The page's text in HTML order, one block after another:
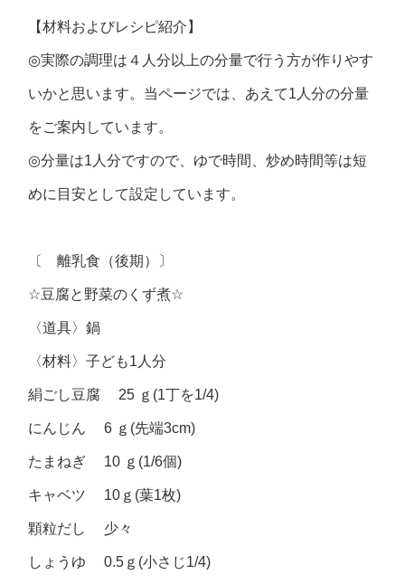
【材料およびレシピ紹介】
◎実際の調理は４人分以上の分量で行う方が作りやす
いかと思います。当ページでは、あえて1人分の分量
をご案内しています。
◎分量は1人分ですので、ゆで時間、炒め時間等は短
めに目安として設定しています。
〔 離乳食（後期）〕
☆豆腐と野菜のくず煮☆
〈道具〉鍋
〈材料〉子ども1人分
絹ごし豆腐25 ｇ (1丁を1/4)
にんじん 6 ｇ (先端3cm)
たまねぎ 10 ｇ (1/6個 )
キャベツ 10 ｇ (葉1枚)
顆粒だし 少々
しょうゆ 0.5 ｇ (小さじ1/4)